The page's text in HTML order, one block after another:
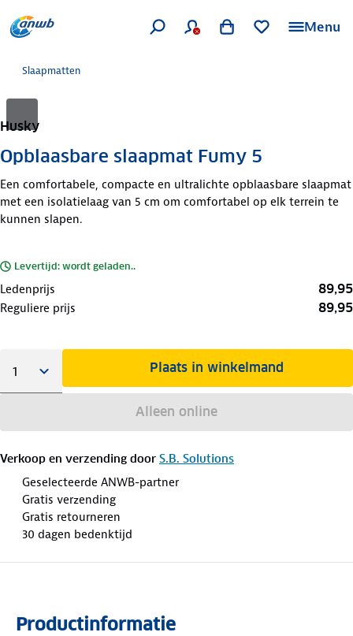
Menu
Slaapmatten
Husky
Opblaasbare slaapmat Fumy 5
Een comfortabele, compacte en ultralichte opblaasbare slaapmat
met een isolatielaag van 5 cm om comfortabel op elk terrein te
kunnen slapen.
Levertijd: wordt geladen..
Ledenprijs 89,95
Reguliere prijs 89,95
Plaats in winkelmand
Alleen online
Verkoop en verzending door S.B. Solutions
Geselecteerde ANWB-partner
Gratis verzending
Gratis retourneren
30 dagen bedenktijd
Productinformatie